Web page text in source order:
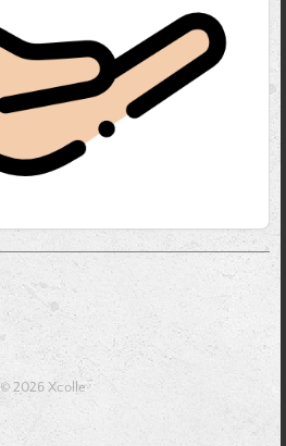
© 2026 Xcolle